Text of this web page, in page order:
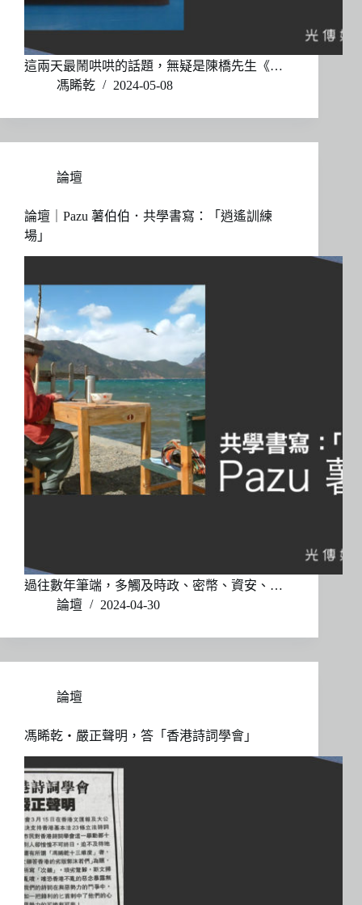
這兩天最鬧哄哄的話題，無疑是陳橋先生《…
馮睎乾
2024-05-08
論壇
論壇｜Pazu 薯伯伯．共學書寫：「逍遙訓練
場」
過往數年筆端，多觸及時政、密幣、資安、…
論壇
2024-04-30
論壇
馮睎乾・嚴正聲明，答「香港詩詞學會」